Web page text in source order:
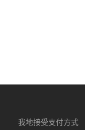
我地接受支付方式